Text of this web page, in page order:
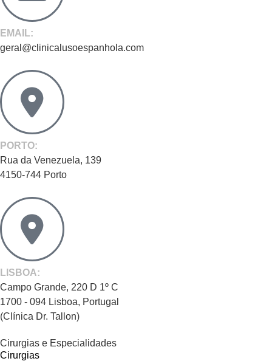
EMAIL:
geral@clinicalusoespanhola.com
PORTO:
Rua da Venezuela, 139
4150-744 Porto
LISBOA:
Campo Grande, 220 D 1º C
1700 - 094 Lisboa, Portugal
(Clínica Dr. Tallon)
Cirurgias e Especialidades
Cirurgias